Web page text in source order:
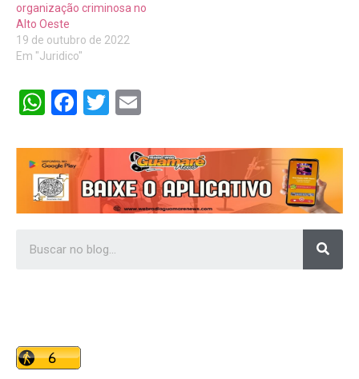
organização criminosa no
Alto Oeste
19 de outubro de 2022
Em "Juridico"
WhatsApp
Facebook
Twitter